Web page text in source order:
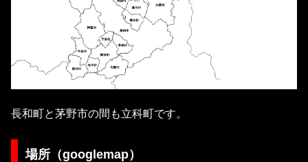
長和町と茅野市の間も立科町です。
場所（googlemap）